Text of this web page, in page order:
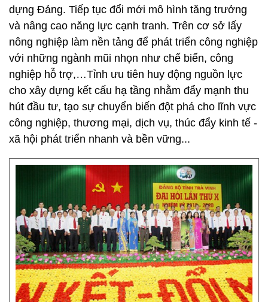
dựng Đảng. Tiếp tục đổi mới mô hình tăng trưởng
và nâng cao năng lực cạnh tranh. Trên cơ sở lấy
nông nghiệp làm nền tảng để phát triển công nghiệp
với những ngành mũi nhọn như chế biến, công
nghiệp hỗ trợ,…Tỉnh ưu tiên huy động nguồn lực
cho xây dựng kết cấu hạ tầng nhằm đẩy mạnh thu
hút đầu tư, tạo sự chuyển biến đột phá cho lĩnh vực
công nghiệp, thương mại, dịch vụ, thúc đẩy kinh tế -
xã hội phát triển nhanh và bền vững...